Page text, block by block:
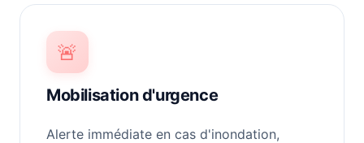
🚨
Mobilisation d'urgence
Alerte immédiate en cas d'inondation,